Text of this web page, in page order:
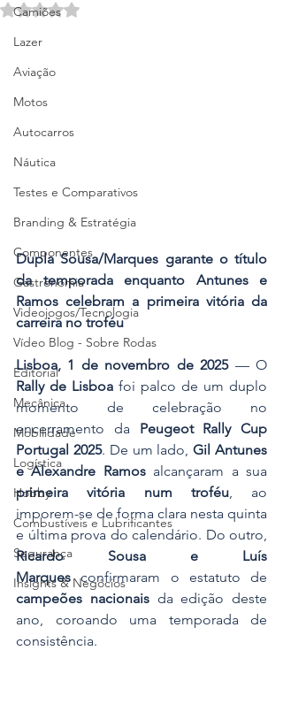
Camiões
Lazer
Aviação
Motos
Autocarros
Náutica
Testes e Comparativos
Branding & Estratégia
Componentes
Gastronomia
Videojogos/Tecnologia
Vídeo Blog - Sobre Rodas
Editorial
Mecânica
Mobilidade
Logística
Hobby
Combustíveis e Lubrificantes
Segurança
Insights & Negócios
Avaliado com NaN de 5 estrelas.
Dupla Sousa/Marques garante o título
da temporada enquanto Antunes e
Ramos celebram a primeira vitória da
carreira no troféu
Lisboa, 1 de novembro de 2025
Rally de Lisboa foi palco de um duplo
momento de celebração no
encerramento da Peugeot Rally Cup
Portugal 2025. De um lado, Gil Antunes
e Alexandre Ramos
primeira vitória num troféu, ao
imporem-se de forma clara nesta quinta
Ricardo Sousa e Luís
Marques
campeões nacionais da edição deste
ano, coroando uma temporada de
consistência.